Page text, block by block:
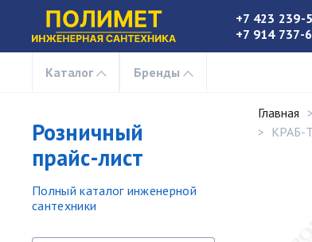
+7 423 239-
+7 914 737-
Каталог Бренды
Розничный
прайс-лист
Полный каталог инженерной
сантехники
Главная
КРАБ-